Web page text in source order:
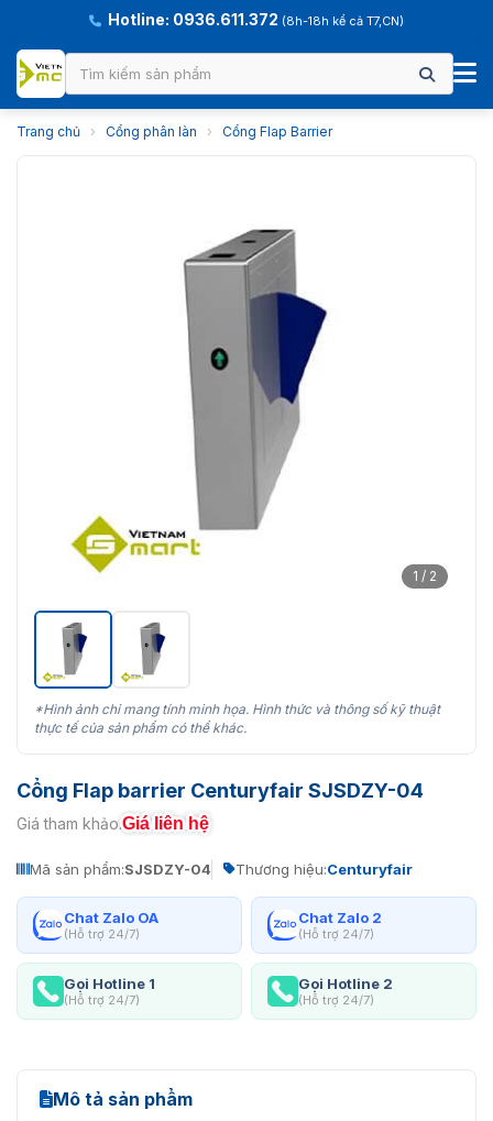
Hotline: 0936.611.372 (8h-18h kể cả T7,CN)
Trang chủ › Cổng phân làn › Cổng Flap Barrier
1 / 2
*Hình ảnh chỉ mang tính minh họa. Hình thức và thông số kỹ thuật
thực tế của sản phẩm có thể khác.
Cổng Flap barrier Centuryfair SJSDZY-04
Giá tham khảo:Giá liên hệ
Mã sản phẩm:SJSDZY-04 Thương hiệu:Centuryfair
Chat Zalo OA
(Hỗ trợ 24/7)
Chat Zalo 2
(Hỗ trợ 24/7)
Gọi Hotline 1
(Hỗ trợ 24/7)
Gọi Hotline 2
(Hỗ trợ 24/7)
Mô tả sản phẩm